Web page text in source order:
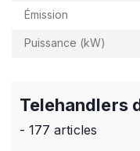
Émission
Puissance (kW)
Telehandlers
- 177 articles